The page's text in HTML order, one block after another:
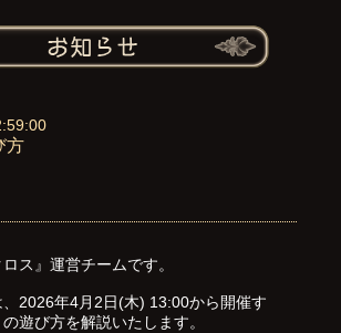
方
ロス』運営チームです。
2026年4月2日(木) 13:00から開催す
遊び方を解説いたします。